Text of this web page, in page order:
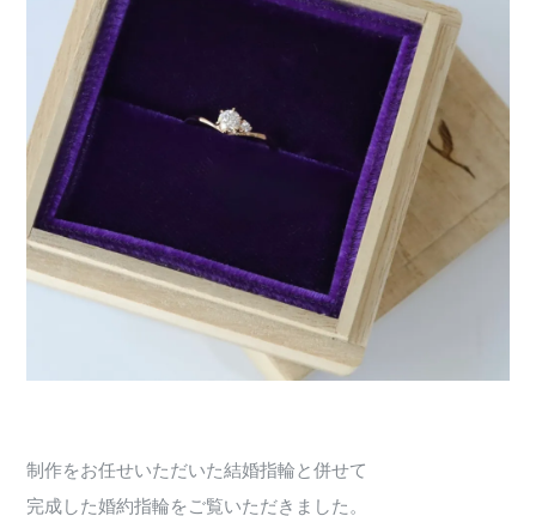
制作をお任せいただいた結婚指輪と併せて
完成した婚約指輪をご覧いただきました。